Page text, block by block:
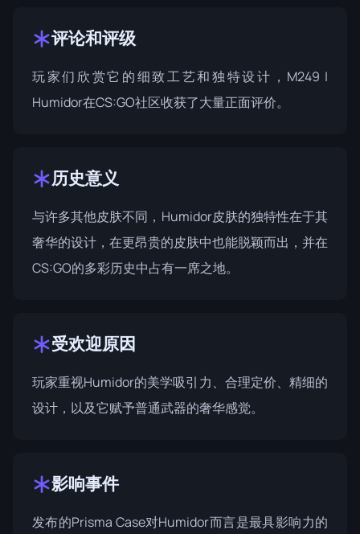
评论和评级
玩家们欣赏它的细致工艺和独特设计，M249 |
Humidor在CS:GO社区收获了大量正面评价。
历史意义
与许多其他皮肤不同，Humidor皮肤的独特性在于其
奢华的设计，在更昂贵的皮肤中也能脱颖而出，并在
CS:GO的多彩历史中占有一席之地。
受欢迎原因
玩家重视Humidor的美学吸引力、合理定价、精细的
设计，以及它赋予普通武器的奢华感觉。
影响事件
发布的Prisma Case对Humidor而言是最具影响力的